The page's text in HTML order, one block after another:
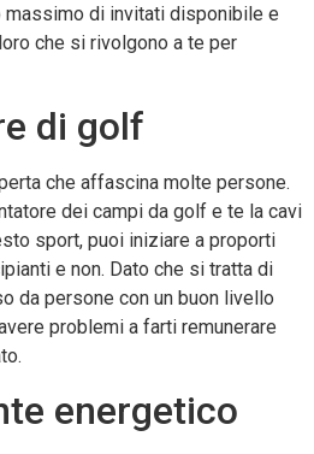
di invitati disponibile e
che si rivolgono a te per
di golf
che affascina molte persone.
dei campi da golf e te la cavi
sport, puoi iniziare a proporti
e non. Dato che si tratta di
da persone con un buon livello
problemi a farti remunerare
energetico